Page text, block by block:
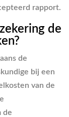
rapport.
de
de
bij een
van de
de